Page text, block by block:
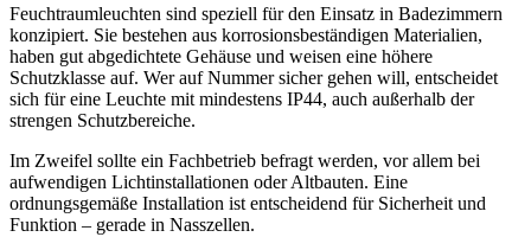
Feuchtraumleuchten sind speziell für den Einsatz in Badezimmern
konzipiert. Sie bestehen aus korrosionsbeständigen Materialien,
haben gut abgedichtete Gehäuse und weisen eine höhere
Schutzklasse auf. Wer auf Nummer sicher gehen will, entscheidet
sich für eine Leuchte mit mindestens IP44, auch außerhalb der
strengen Schutzbereiche.
Im Zweifel sollte ein Fachbetrieb befragt werden, vor allem bei
aufwendigen Lichtinstallationen oder Altbauten. Eine
ordnungsgemäße Installation ist entscheidend für Sicherheit und
Funktion – gerade in Nasszellen.